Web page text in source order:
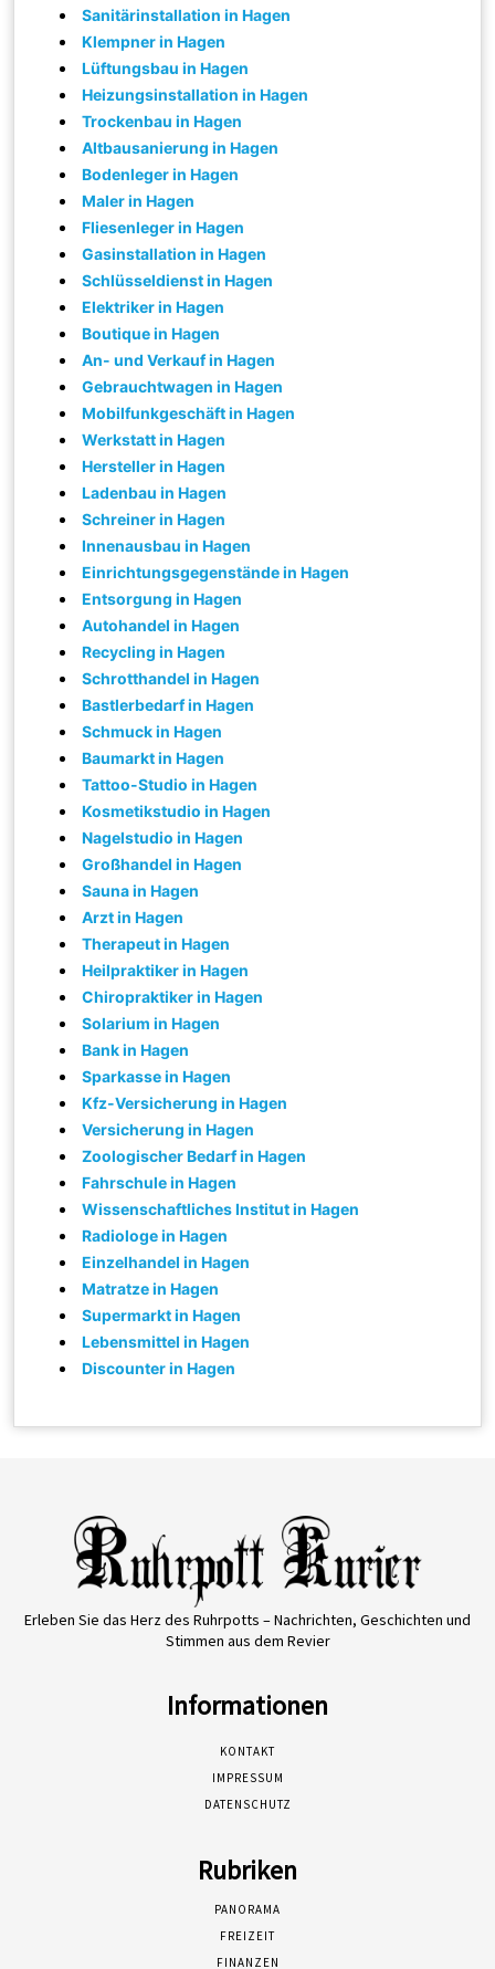
Sanitärinstallation in Hagen
Klempner in Hagen
Lüftungsbau in Hagen
Heizungsinstallation in Hagen
Trockenbau in Hagen
Altbausanierung in Hagen
Bodenleger in Hagen
Maler in Hagen
Fliesenleger in Hagen
Gasinstallation in Hagen
Schlüsseldienst in Hagen
Elektriker in Hagen
Boutique in Hagen
An- und Verkauf in Hagen
Gebrauchtwagen in Hagen
Mobilfunkgeschäft in Hagen
Werkstatt in Hagen
Hersteller in Hagen
Ladenbau in Hagen
Schreiner in Hagen
Innenausbau in Hagen
Einrichtungsgegenstände in Hagen
Entsorgung in Hagen
Autohandel in Hagen
Recycling in Hagen
Schrotthandel in Hagen
Bastlerbedarf in Hagen
Schmuck in Hagen
Baumarkt in Hagen
Tattoo-Studio in Hagen
Kosmetikstudio in Hagen
Nagelstudio in Hagen
Großhandel in Hagen
Sauna in Hagen
Arzt in Hagen
Therapeut in Hagen
Heilpraktiker in Hagen
Chiropraktiker in Hagen
Solarium in Hagen
Bank in Hagen
Sparkasse in Hagen
Kfz-Versicherung in Hagen
Versicherung in Hagen
Zoologischer Bedarf in Hagen
Fahrschule in Hagen
Wissenschaftliches Institut in Hagen
Radiologe in Hagen
Einzelhandel in Hagen
Matratze in Hagen
Supermarkt in Hagen
Lebensmittel in Hagen
Discounter in Hagen
Erleben Sie das Herz des Ruhrpotts – Nachrichten, Geschichten und
Stimmen aus dem Revier
Informationen
KONTAKT
IMPRESSUM
DATENSCHUTZ
Rubriken
PANORAMA
FREIZEIT
FINANZEN